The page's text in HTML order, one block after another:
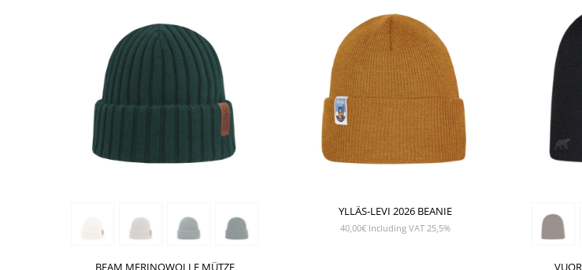
BEAM MERINOWOLLE MÜTZE
YLLÄS-LEVI 2026 BEANIE
40,00€ Including VAT 25,5%